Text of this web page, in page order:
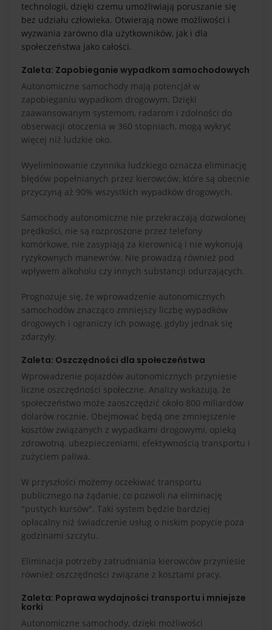
technologii, dzięki czemu umożliwiają poruszanie się
bez udziału człowieka. Otwierają nowe możliwości i
wyzwania zarówno dla użytkowników, jak i dla
społeczeństwa jako całości.
Zaleta: Zapobieganie wypadkom samochodowych
Autonomiczne samochody mają potencjał w
zapobieganiu wypadkom drogowym. Dzięki
zaawansowanym systemom, radarom i zdolności do
obserwacji otoczenia w 360 stopniach, mogą wykryć
więcej niż ludzkie oko.
Wyeliminowanie czynnika ludzkiego oznacza eliminację
błędów popełnianych przez kierowców, które są obecnie
przyczyną aż 90% wszystkich wypadków drogowych.
Samochody autonomiczne nie przekraczają dozwolonej
prędkości, nie są rozproszone przez telefony
komórkowe, nie zasypiają za kierownicą i nie wykonują
ryzykownych manewrów. Nie prowadzą również pod
wpływem alkoholu czy innych substancji odurzających.
Prognozuje się, że wprowadzenie autonomicznych
samochodów znacząco zmniejszy liczbę wypadków
drogowych i ograniczy ich powagę, gdyby jednak się
zdarzyły.
Zaleta: Oszczędności dla społeczeństwa
Wprowadzenie pojazdów autonomicznych przyniesie
liczne oszczędności społeczne. Analizy wskazują, że
społeczeństwo może zaoszczędzić około 800 miliardów
dolarów rocznie. Obejmować będą one zmniejszenie
kosztów związanych z wypadkami drogowymi, opieką
zdrowotną, ubezpieczeniami, efektywnością transportu i
zużyciem paliwa.
W przyszłości możemy oczekiwać transportu
publicznego na żądanie, co pozwoli na eliminację
"pustych kursów". Taki system będzie bardziej
opłacalny niż świadczenie usług o niskim popycie poza
godzinami szczytu.
Eliminacja potrzeby zatrudniania kierowców przyniesie
również oszczędności związane z kosztami pracy.
Zaleta: Poprawa wydajności transportu i mniejsze
korki
Autonomiczne samochody, dzięki możliwości